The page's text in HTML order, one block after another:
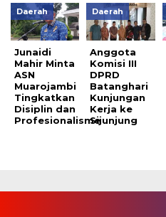
Daerah
Junaidi
Mahir Minta
ASN
Muarojambi
Tingkatkan
Disiplin dan
Profesionalisme
Daerah
Anggota
Komisi III
DPRD
Batanghari
Kunjungan
Kerja ke
Sijunjung